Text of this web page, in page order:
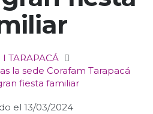
I TARAPACÁ
la sede Corafam Tarapacá
fiesta familiar
el 13/03/2024